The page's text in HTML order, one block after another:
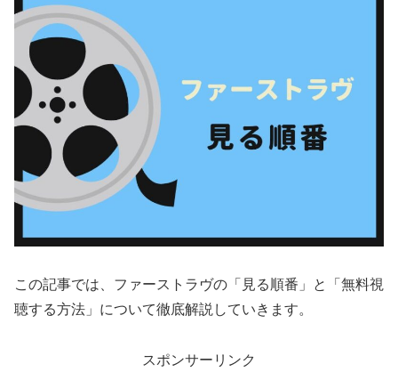
この記事では、ファーストラヴの「見る順番」と「無料視
聴する方法」について徹底解説していきます。
スポンサーリンク